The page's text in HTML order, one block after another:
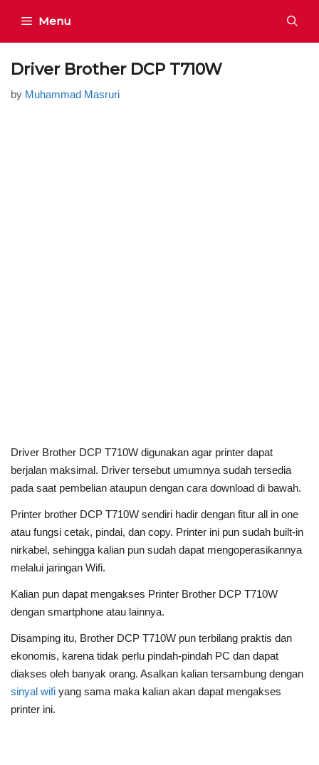
content
Menu
Driver Brother DCP T710W
by Muhammad Masruri
Driver Brother DCP T710W digunakan agar printer dapat
berjalan maksimal. Driver tersebut umumnya sudah tersedia
pada saat pembelian ataupun dengan cara download di bawah.
Printer brother DCP T710W sendiri hadir dengan fitur all in one
atau fungsi cetak, pindai, dan copy. Printer ini pun sudah built-in
nirkabel, sehingga kalian pun sudah dapat mengoperasikannya
melalui jaringan Wifi.
Kalian pun dapat mengakses Printer Brother DCP T710W
dengan smartphone atau lainnya.
Disamping itu, Brother DCP T710W pun terbilang praktis dan
ekonomis, karena tidak perlu pindah-pindah PC dan dapat
diakses oleh banyak orang. Asalkan kalian tersambung dengan
sinyal wifi yang sama maka kalian akan dapat mengakses
printer ini.